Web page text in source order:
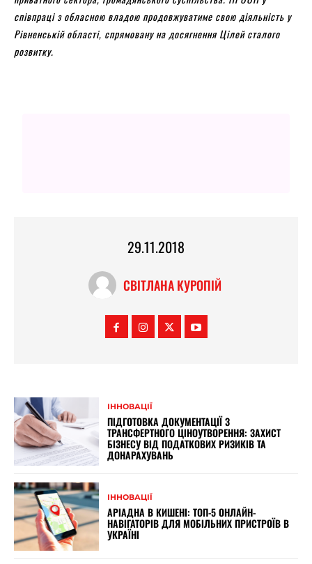
співпраці з обласною владою продовжуватиме свою діяльність у
Рівненській області, спрямовану на досягнення Цілей сталого
розвитку.
29.11.2018
СВІТЛАНА КУРОПІЙ
ІННОВАЦІЇ
ПІДГОТОВКА ДОКУМЕНТАЦІЇ З
ТРАНСФЕРТНОГО ЦІНОУТВОРЕННЯ: ЗАХИСТ
БІЗНЕСУ ВІД ПОДАТКОВИХ РИЗИКІВ ТА
ДОНАРАХУВАНЬ
ІННОВАЦІЇ
АРІАДНА В КИШЕНІ: ТОП-5 ОНЛАЙН-
НАВІГАТОРІВ ДЛЯ МОБІЛЬНИХ ПРИСТРОЇВ В
УКРАЇНІ